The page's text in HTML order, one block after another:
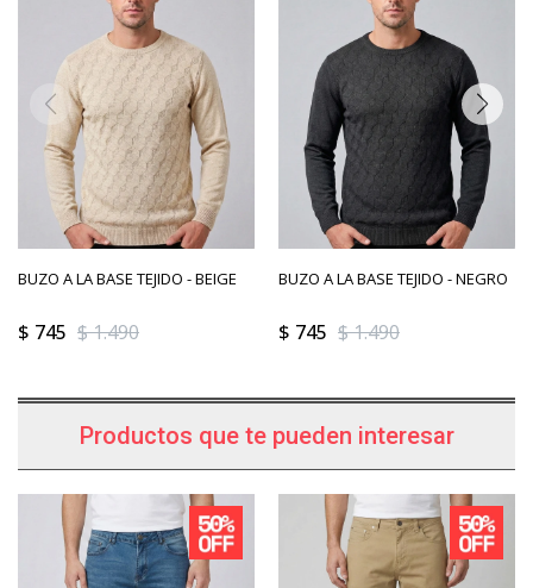
BUZO A LA BASE TEJIDO - BEIGE
$ 745 $1.490
BUZO A LA BASE TEJIDO - NEGRO
$ 745 $1.490
Productos que te pueden interesar